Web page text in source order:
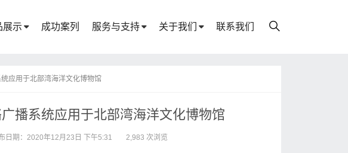
展示 成功案列 服务与支持 关于我们 联系我们
应用于北部湾海洋文化博物馆
播系统应用于北部湾海洋文化博物馆
日期：2020年12月23日 下午5:31 2,983 次浏览